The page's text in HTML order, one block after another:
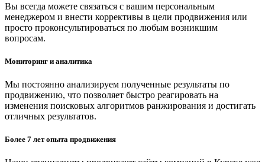
Вы всегда можете связаться с вашим персональным
менеджером и внести коррективы в цели продвижения или
просто проконсультироваться по любым возникшим
вопросам.
Мониторинг и аналитика
Мы постоянно анализируем полученные результаты по
продвижению, что позволяет быстро реагировать на
изменения поисковых алгоритмов ранжирования и достигать
отличных результатов.
Более 7 лет опыта продвижения